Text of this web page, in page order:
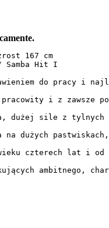
167 cm
/ Samba Hit I
do pracy i
pracowity i z
sile z tylnych
na dużych
czterech lat i
ambitnego,